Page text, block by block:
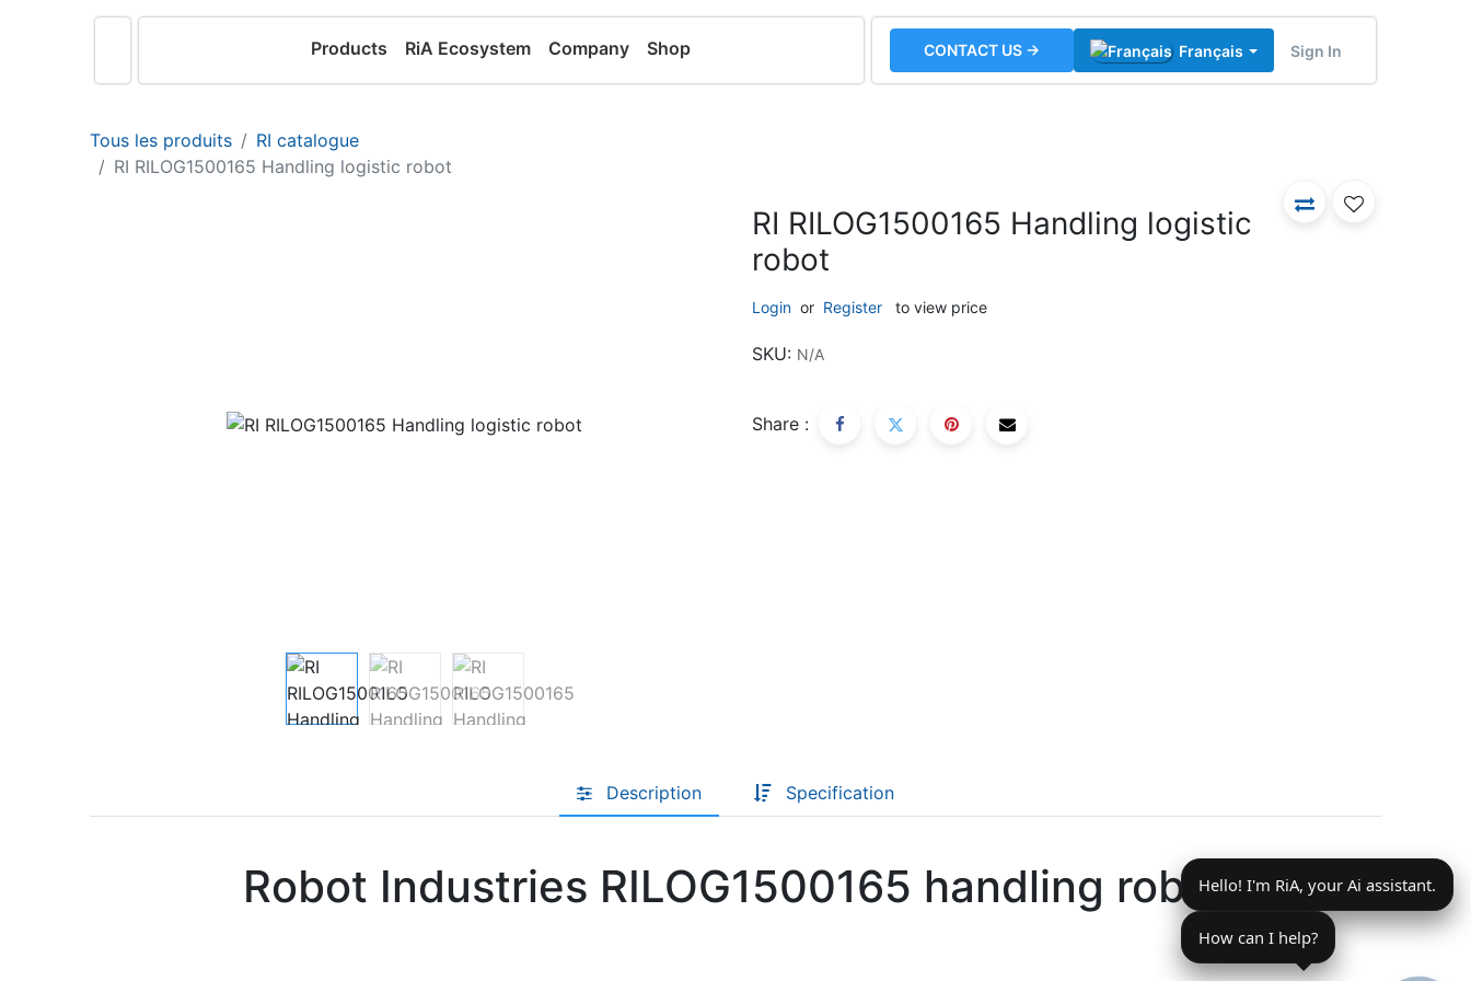
Products RiA Ecosystem Company Shop CONTACT US → Français Sign In
Tous les produits
RI catalogue
RI RILOG1500165 Handling logistic robot
RI RILOG1500165 Handling logistic
robot
Login or Register to view price
SKU: N/A
Share :
Description Specification
Robot Industries RILOG1500165 handling robotHello! I'm RiA, your Ai assistant.
How can I help?